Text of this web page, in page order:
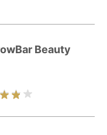
Beauty